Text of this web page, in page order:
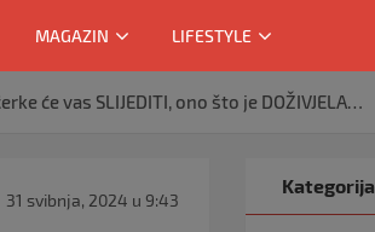
MAGAZIN LIFESTYLE
će vas SLIJEDITI, ono što je DOŽIVJELA…
31 svibnja, 2024 u 9:43
Kategorija